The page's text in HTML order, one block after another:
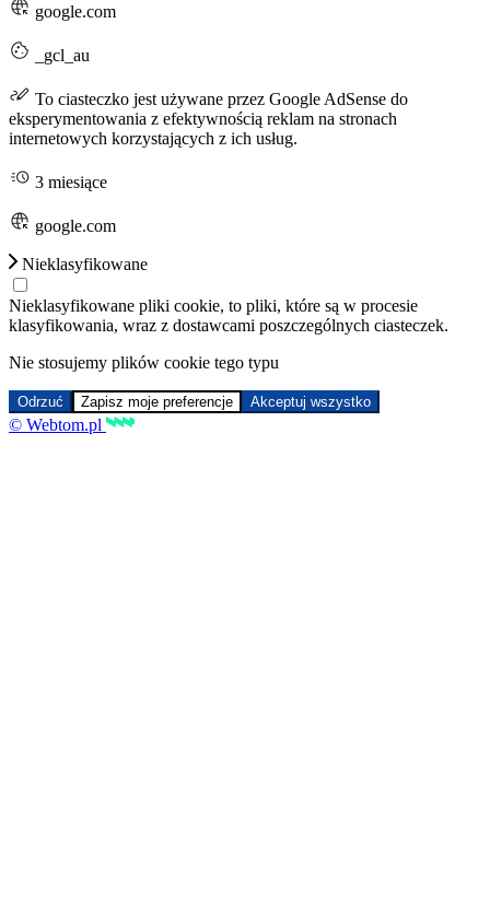
google.com
_gcl_au
To ciasteczko jest używane przez Google AdSense do
eksperymentowania z efektywnością reklam na stronach
internetowych korzystających z ich usług.
3 miesiące
google.com
Nieklasyfikowane
Nieklasyfikowane pliki cookie, to pliki, które są w procesie
klasyfikowania, wraz z dostawcami poszczególnych ciasteczek.
Nie stosujemy plików cookie tego typu
Odrzuć Zapisz moje preferencje Akceptuj wszystko
© Webtom.pl